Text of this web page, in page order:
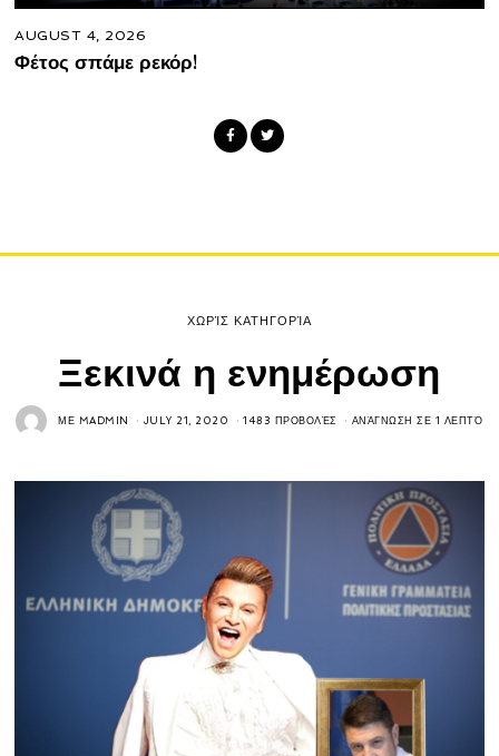
AUGUST 4, 2026
Φέτος σπάμε ρεκόρ!
ΧΩΡΊΣ ΚΑΤΗΓΟΡΊΑ
Ξεκινά η ενημέρωση
ΜΕ MADMIN JULY 21, 2020 1483 ΠΡΟΒΟΛΈΣ ΑΝΆΓΝΩΣΗ ΣΕ 1 ΛΕΠΤΌ